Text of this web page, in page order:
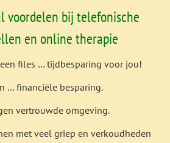
voordelen bij telefonische
en online therapie
files … tijdbesparing voor jou!
… financiële besparing.
vertrouwde omgeving.
met veel griep en verkoudheden